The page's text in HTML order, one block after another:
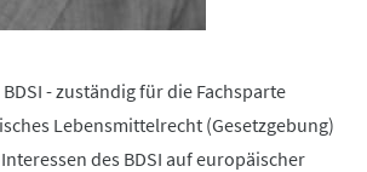
- zuständig für die Fachsparte
Lebensmittelrecht (Gesetzgebung)
des BDSI auf europäischer